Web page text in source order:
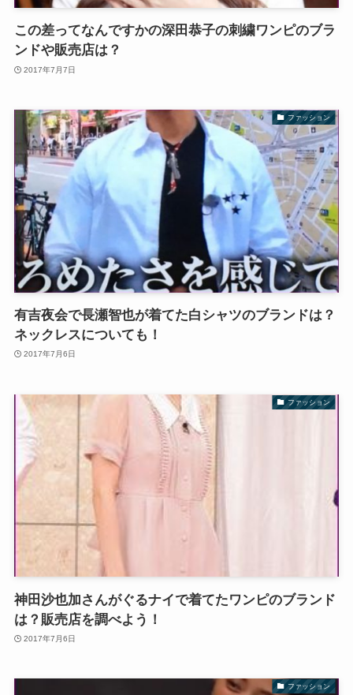
この差ってなんですかの深田恭子の刺繍ワンピのブラ
ンドや販売店は？
2017年7月7日
ファッション
有吉夜会で長瀬智也が着てた白シャツのブランドは？
ネックレスについても！
2017年7月6日
ファッション
神田沙也加さんがぐるナイで着てたワンピのブランド
は？販売店を調べよう！
2017年7月6日
ファッション